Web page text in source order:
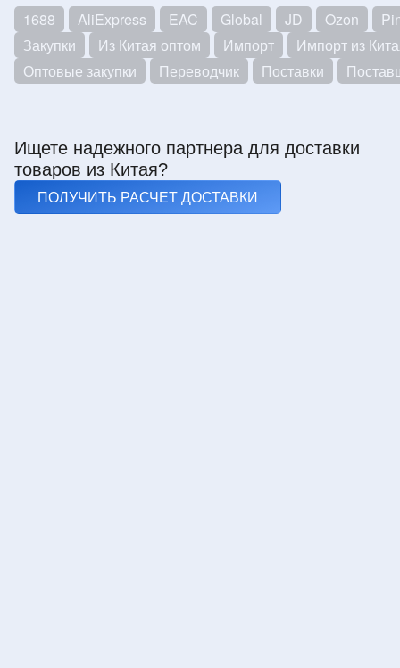
1688
AliExpress EAC Global JD Ozon
Закупки
Из Китая оптом Импорт
Импорт из
Оптовые закупки
Переводчик Поставки
Ищете надежного партнера для доставки
товаров из Китая?
ПОЛУЧИТЬ РАСЧЕТ ДОСТАВКИ